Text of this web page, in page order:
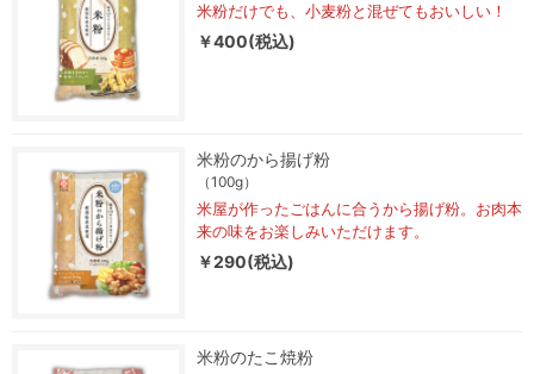
米粉だけでも、小麦粉と混ぜてもおいしい！
￥400(税込)
米粉のから揚げ粉
（100g）
米屋が作ったごはんに合うから揚げ粉。お肉本
来の味をお楽しみいただけます。
￥290(税込)
米粉のたこ焼粉